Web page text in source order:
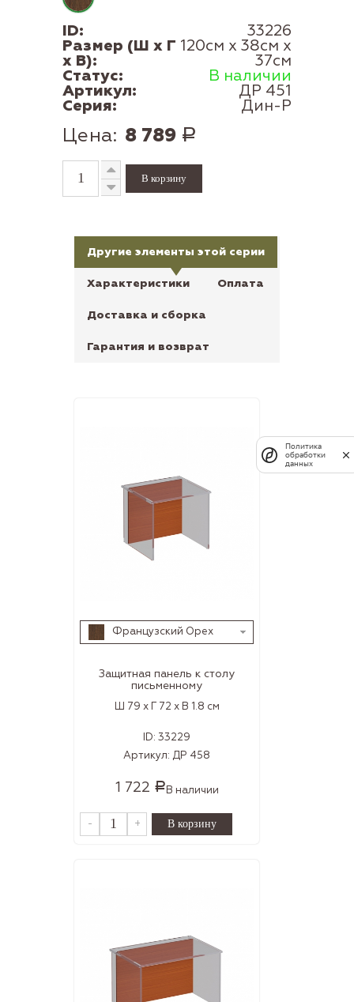
ID: 33226
Размер (Ш x Г
x В):
120см x 38см x
37см
Статус: В наличии
Артикул: ДР 451
Серия: Дин-Р
Цена: 8 789 Р
Другие элементы этой серии
Характеристики Оплата
Доставка и сборка
Гарантия и возврат
Французский Орех
Защитная панель к столу
письменному
Ш 79 x Г 72 x В 1.8 см
ID: 33229
Артикул: ДР 458
1 722 Р В наличии
- +
Политика
обработки
данных